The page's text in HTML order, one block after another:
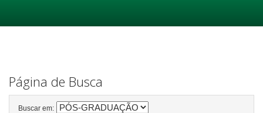
Página de Busca
Buscar em: